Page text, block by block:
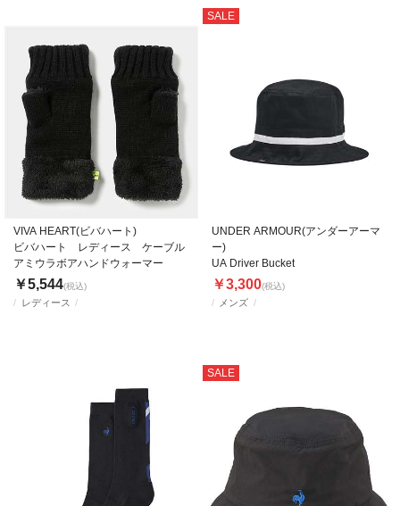
レディース
VIVA HEART(ビバハート)
ビバハート レディース ケーブル
アミウラボアハンドウォーマー
￥5,544(税込)
SALE
メンズ
UNDER ARMOUR(アンダーアーマ
ー)
UA Driver Bucket
￥3,300(税込)
SALE